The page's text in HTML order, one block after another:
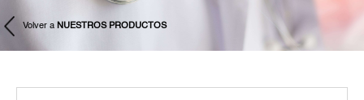
Volver a NUESTROS PRODUCTOS